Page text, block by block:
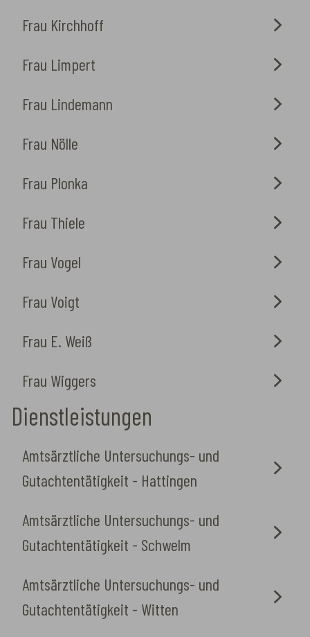
Frau Kirchhoff
Frau Limpert
Frau Lindemann
Frau Nölle
Frau Plonka
Frau Thiele
Frau Vogel
Frau Voigt
Frau E. Weiß
Frau Wiggers
Dienstleistungen
Amtsärztliche Untersuchungs- und
Gutachtentätigkeit - Hattingen
Amtsärztliche Untersuchungs- und
Gutachtentätigkeit - Schwelm
Amtsärztliche Untersuchungs- und
Gutachtentätigkeit - Witten